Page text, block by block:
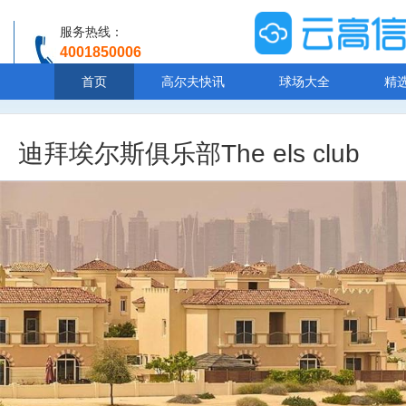
服务热线：
4001850006
首页 高尔夫快讯 球场大全 精
迪拜埃尔斯俱乐部The els club